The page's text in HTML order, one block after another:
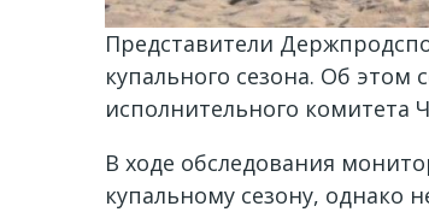
Представители
купального сезона. Об
исполнительного комитета
В ходе обследования
купальному сезону, однако